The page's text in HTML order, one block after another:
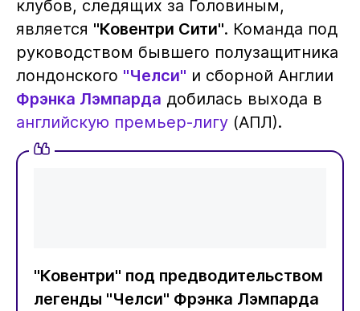
клубов, следящих за Головиным,
является "Ковентри Сити". Команда под
руководством бывшего полузащитника
лондонского "Челси" и сборной Англии
Фрэнка Лэмпарда добилась выхода в
английскую премьер-лигу(АПЛ).
"Ковентри" под предводительством
легенды "Челси" Фрэнка Лэмпарда